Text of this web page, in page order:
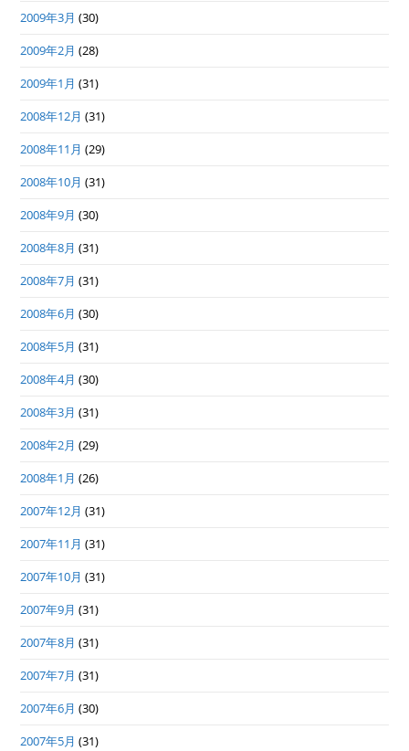
2009年3月 (30)
2009年2月 (28)
2009年1月 (31)
2008年12月 (31)
2008年11月 (29)
2008年10月 (31)
2008年9月 (30)
2008年8月 (31)
2008年7月 (31)
2008年6月 (30)
2008年5月 (31)
2008年4月 (30)
2008年3月 (31)
2008年2月 (29)
2008年1月 (26)
2007年12月 (31)
2007年11月 (31)
2007年10月 (31)
2007年9月 (31)
2007年8月 (31)
2007年7月 (31)
2007年6月 (30)
2007年5月 (31)